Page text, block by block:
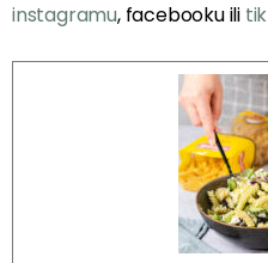
instagramu, facebooku ili